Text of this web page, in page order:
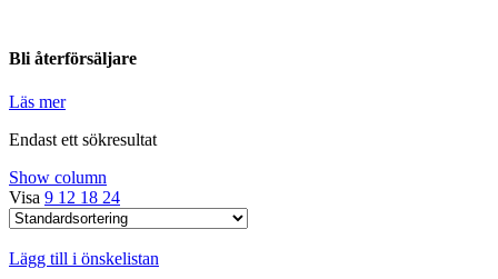
Bli återförsäljare
Läs mer
Endast ett sökresultat
Show column
Visa 9 12 18 24
Lägg till i önskelistan